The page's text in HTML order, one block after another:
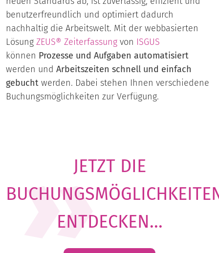
benutzerfreundlich und optimiert dadurch
nachhaltig die Arbeitswelt. Mit der webbasierten
Lösung ZEUS® Zeiterfassung von ISGUS
können Prozesse und Aufgaben automatisiert
werden und Arbeitszeiten schnell und einfach
gebucht werden. Dabei stehen Ihnen verschiedene
Buchungsmöglichkeiten zur Verfügung.
JETZT DIE
ENTDECKEN...